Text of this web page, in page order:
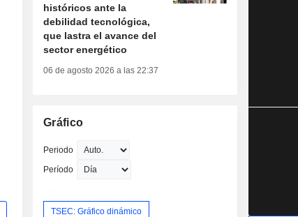
históricos ante la
debilidad tecnológica,
que lastra el avance del
sector energético
06 de agosto 2026 a las 22:37
Gráfico
Periodo
Período
TSEC: Gráfico dinámico